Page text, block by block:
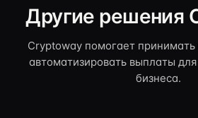
Другие решения
Cryptoway помогает
автоматизировать выплаты
бизнеса.